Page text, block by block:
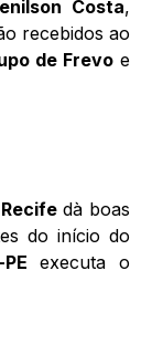
Costa,
recebidos ao
de Frevo e
dà boas
do início do
executa o